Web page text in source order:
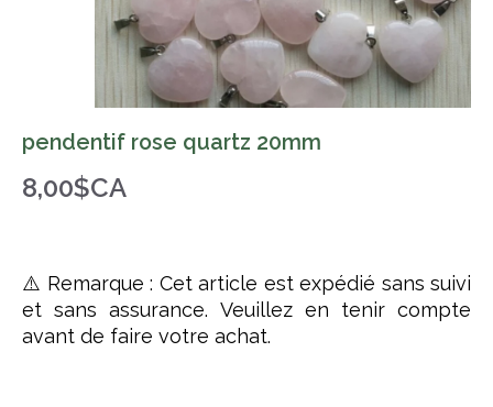
pendentif rose quartz 20mm
8,00$CA
⚠️ Remarque : Cet article est expédié sans suivi
et sans assurance. Veuillez en tenir compte
avant de faire votre achat.